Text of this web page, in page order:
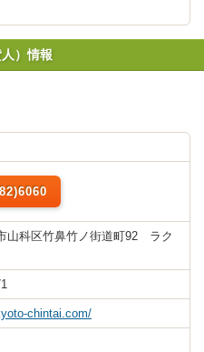
）情報
山科区竹鼻竹ノ街道町92 ラク
chintai.com/